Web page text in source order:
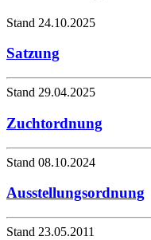
Stand 24.10.2025
Satzung
Stand 29.04.2025
Zuchtordnung
Stand 08.10.2024
Ausstellungsordnung
Stand 23.05.2011